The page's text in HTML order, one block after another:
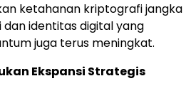
ketahanan kriptografi jangka
identitas digital yang
juga terus meningkat.
Ekspansi Strategis